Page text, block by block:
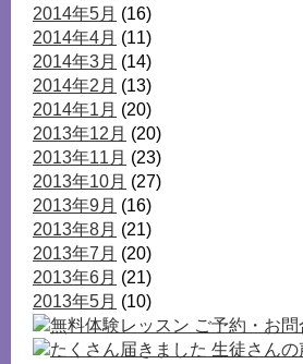
2014年5月 (16)
2014年4月 (11)
2014年3月 (14)
2014年2月 (13)
2014年1月 (20)
2013年12月 (20)
2013年11月 (23)
2013年10月 (27)
2013年9月 (16)
2013年8月 (21)
2013年7月 (20)
2013年6月 (21)
2013年5月 (10)